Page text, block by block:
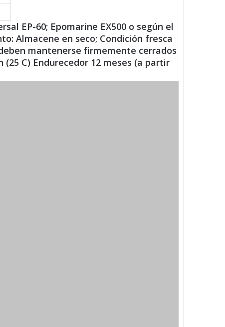
EP-60; Epomarine EX500 o según el
Almacene en seco; Condición fresca
mantenerse firmemente cerrados
C) Endurecedor 12 meses (a partir